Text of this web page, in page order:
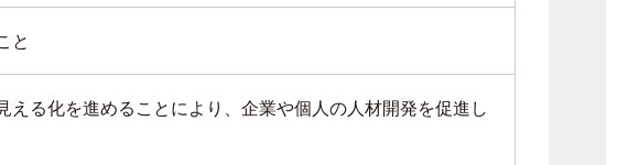
と
る化を進めることにより、企業や個人の人材開発を促進し